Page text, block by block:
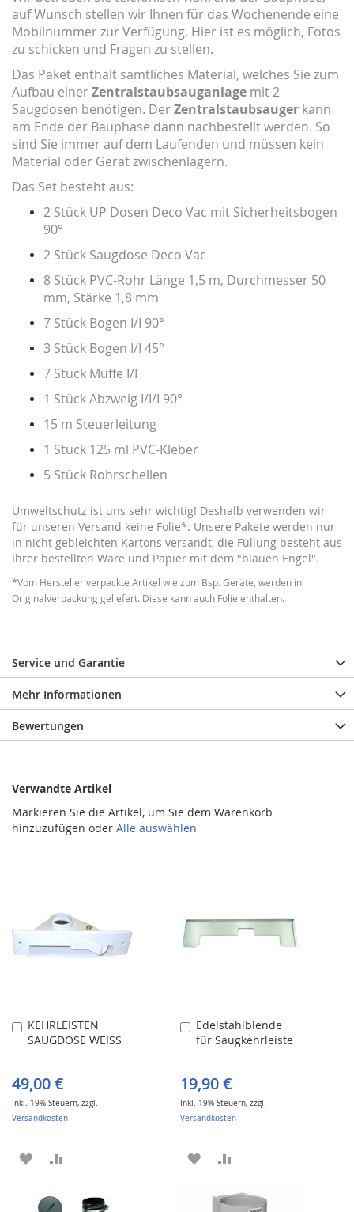
auf Wunsch stellen wir Ihnen für das Wochenende eine
Mobilnummer zur Verfügung. Hier ist es möglich, Fotos
zu schicken und Fragen zu stellen.
Das Paket enthält sämtliches Material, welches Sie zum
Aufbau einerZentralstaubsauganlage mit 2
Saugdosen benötigen. DerZentralstaubsauger kann
am Ende der Bauphase dann nachbestellt werden. So
sind Sie immer auf dem Laufenden und müssen kein
Material oder Gerät zwischenlagern.
Das Set besteht aus:
2 Stück UP Dosen Deco Vac mit Sicherheitsbogen
90°
2 Stück Saugdose Deco Vac
8 Stück PVC-Rohr Länge 1,5 m, Durchmesser 50
mm, Stärke 1,8 mm
7 Stück Bogen I/I 90°
3 Stück Bogen I/I 45°
7 Stück Muffe I/I
1 Stück Abzweig I/I/I 90°
15 m Steuerleitung
1 Stück 125 ml PVC-Kleber
5 Stück Rohrschellen
Umweltschutz ist uns sehr wichtig! Deshalb verwenden wir
für unseren Versand keine Folie*. Unsere Pakete werden nur
in nicht gebleichten Kartons versandt, die Füllung besteht aus
Ihrer bestellten Ware und Papier mit dem "blauen Engel".
*Vom Hersteller verpackte Artikel wie zum Bsp. Geräte, werden in
Originalverpackung geliefert. Diese kann auch Folie enthalten.
Service und Garantie
Mehr Informationen
Bewertungen
Verwandte Artikel
Markieren Sie die Artikel, um Sie dem Warenkorb
hinzuzufügen oder Alle auswählen
KEHRLEISTEN
SAUGDOSE WEISS
49,00 €
Inkl. 19% Steuern, zzgl.
Versandkosten
In
den
ZUR
Edelstahlblende
für Saugkehrleiste
19,90 €
Inkl. 19% Steuern,zzgl.
Versandkosten
In
den
ZUR